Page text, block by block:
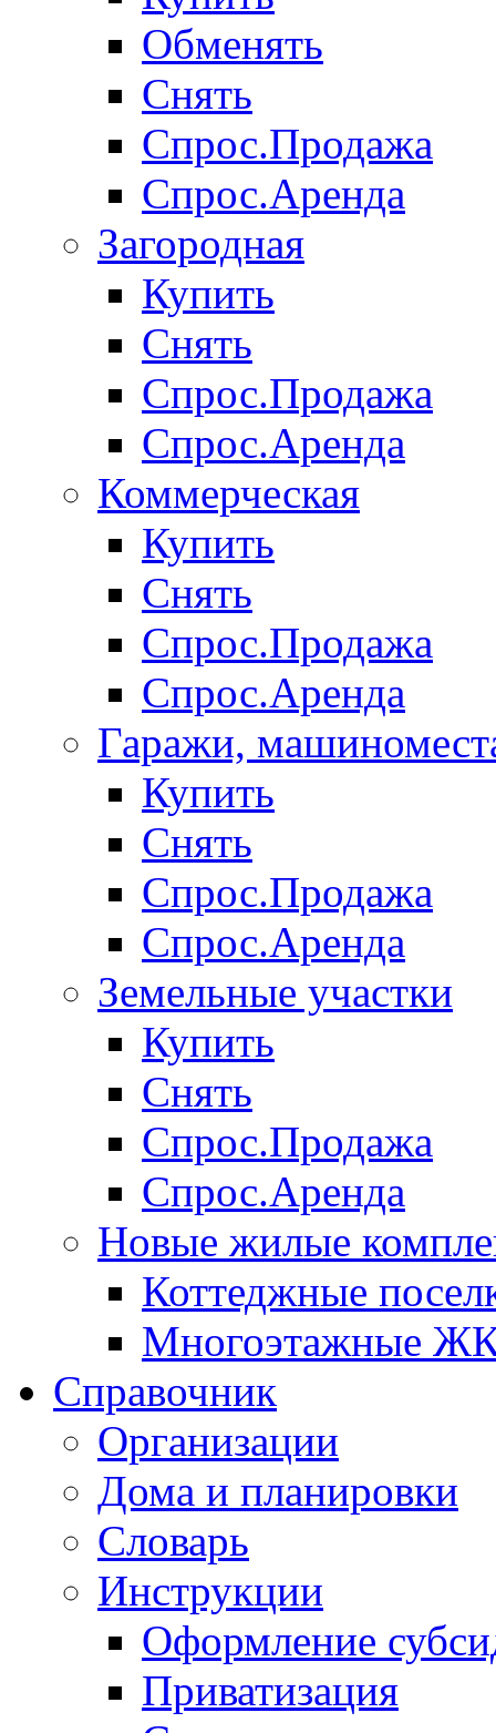
Обменять
Снять
Спрос.Продажа
Спрос.Аренда
Загородная
Купить
Снять
Спрос.Продажа
Спрос.Аренда
Коммерческая
Купить
Снять
Спрос.Продажа
Спрос.Аренда
Гаражи,
Купить
Снять
Спрос.Продажа
Спрос.Аренда
Земельные участки
Купить
Снять
Спрос.Продажа
Спрос.Аренда
Новые жилые
Коттеджные
Многоэтажные
Справочник
Организации
Дома и планировки
Словарь
Инструкции
Оформление
Приватизация